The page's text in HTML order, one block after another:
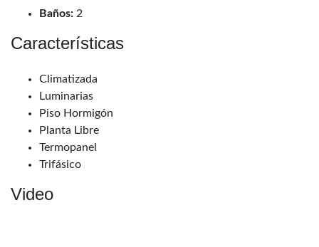
Baños: 2
Características
Climatizada
Luminarias
Piso Hormigón
Planta Libre
Termopanel
Trifásico
Video